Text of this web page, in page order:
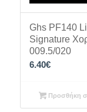
Ghs PF140
Signature
009.5/020
6.40€
Προσθήκη